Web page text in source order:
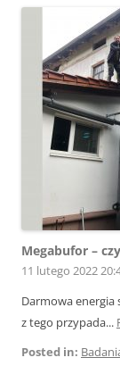
Megabufor –
11 lutego 2022
Darmowa energia
z tego przypada...
Posted in: